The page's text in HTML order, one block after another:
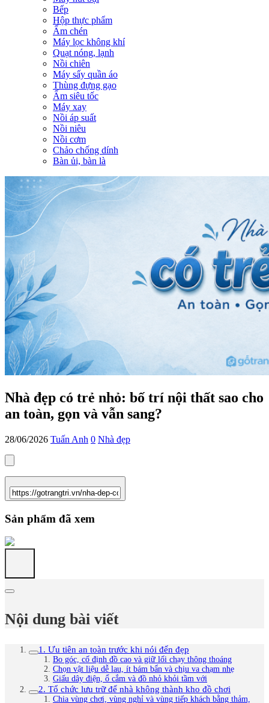
Bếp
Hộp thực phẩm
Ấm chén
Máy lọc không khí
Quạt nóng, lạnh
Nồi chiên
Máy sấy quần áo
Thùng đựng gạo
Ấm siêu tốc
Máy xay
Nồi áp suất
Nồi niêu
Nồi cơm
Chảo chống dính
Bàn ủi, bàn là
Nhà đẹp có trẻ nhỏ: bố trí nội thất sao cho
an toàn, gọn và vẫn sang?
28/06/2026 Tuấn Anh 0 Nhà đẹp
Sản phẩm đã xem
Nội dung bài viết
1. Ưu tiên an toàn trước khi nói đến đẹp
Bo góc, cố định đồ cao và giữ lối chạy thông thoáng
Chọn vật liệu dễ lau, ít bám bẩn và chịu va chạm nhẹ
Giấu dây điện, ổ cắm và đồ nhỏ khỏi tầm với
2. Tổ chức lưu trữ để nhà không thành kho đồ chơi
Chia vùng chơi, vùng nghỉ và vùng tiếp khách bằng thảm,